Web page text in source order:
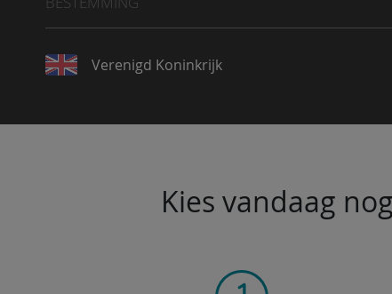
Verenigd Koninkrijk
Kies vandaag